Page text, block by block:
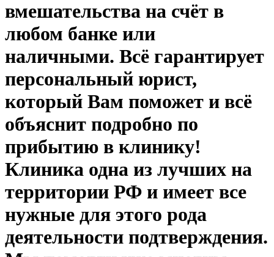
вмешательства на счёт в
любом банке или
наличными. Всё гарантирует
персональный юрист,
который Вам поможет и всё
объяснит подробно по
прибытию в клинику!
Клиника одна из лучших на
территории РФ и имеет все
нужные для этого рода
деятельности подтверждения.